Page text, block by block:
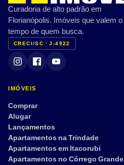
Curadoria de alto padrão em
Florianópolis. Imóveis que valem o
tempo de quem busca.
CRECI/SC · J-4922
IMÓVEIS
Comprar
Alugar
Lançamentos
Apartamentos na Trindade
Apartamentos em Itacorubi
Apartamentos no Córrego Grande